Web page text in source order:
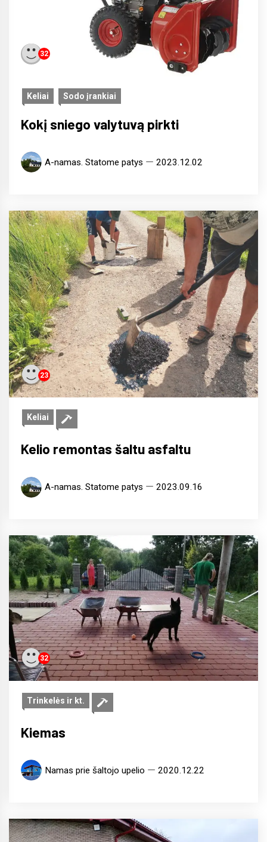
32
Keliai Sodo įrankiai
Kokį sniego valytuvą pirkti
A-namas. Statome patys 2023.12.02
23
Keliai
Kelio remontas šaltu asfaltu
A-namas. Statome patys 2023.09.16
32
Trinkelės ir kt.
Kiemas
Namas prie šaltojo upelio 2020.12.22